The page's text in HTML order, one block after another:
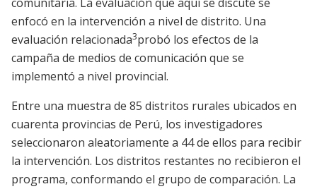
comunitaria. La evaluación que aquí se discute se
enfocó en la intervención a nivel de distrito. Una
evaluación relacionada3probó los efectos de la
campaña de medios de comunicación que se
implementó a nivel provincial.
Entre una muestra de 85 distritos rurales ubicados en
cuarenta provincias de Perú, los investigadores
seleccionaron aleatoriamente a 44 de ellos para recibir
la intervención. Los distritos restantes no recibieron el
programa, conformando el grupo de comparación. La